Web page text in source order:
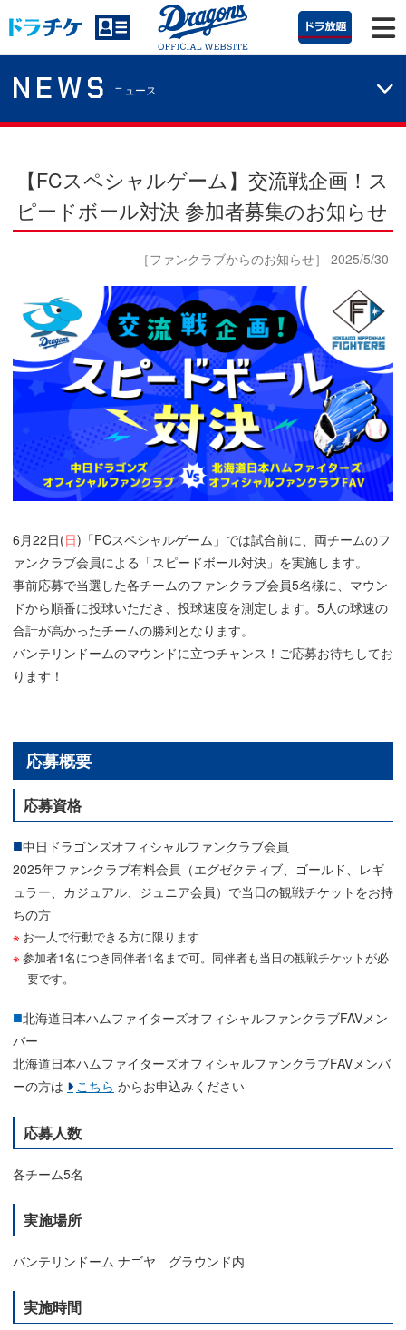
NEWS ニュース
【FCスペシャルゲーム】交流戦企画！ス
ピードボール対決 参加者募集のお知らせ
［ファンクラブからのお知らせ］ 2025/5/30
6月22日(日)「FCスペシャルゲーム」では試合前に、両チームのフ
ァンクラブ会員による「スピードボール対決」を実施します。
事前応募で当選した各チームのファンクラブ会員5名様に、マウン
ドから順番に投球いただき、投球速度を測定します。5人の球速の
合計が高かったチームの勝利となります。
バンテリンドームのマウンドに立つチャンス！ご応募お待ちしてお
ります！
応募概要
応募資格
中日ドラゴンズオフィシャルファンクラブ会員
2025年ファンクラブ有料会員（エグゼクティブ、ゴールド、レギ
ュラー、カジュアル、ジュニア会員）で当日の観戦チケットをお持
ちの方
お一人で行動できる方に限ります
参加者1名につき同伴者1名まで可。同伴者も当日の観戦チケットが必
要です。
北海道日本ハムファイターズオフィシャルファンクラブFAVメン
バー
北海道日本ハムファイターズオフィシャルファンクラブFAVメンバ
ーの方は
こちら からお申込みください
応募人数
各チーム5名
実施場所
バンテリンドーム ナゴヤ グラウンド内
実施時間